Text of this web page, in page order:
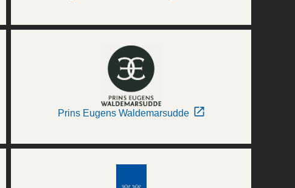
Prins Eugens Waldemarsudde